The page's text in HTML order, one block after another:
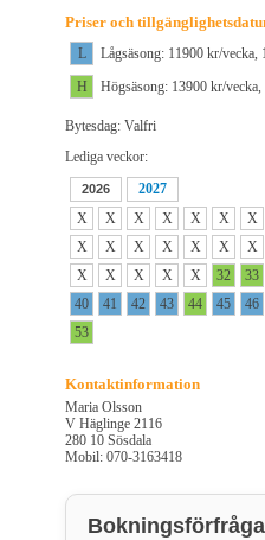
Priser och
L
Lågsäsong: 11900 kr/vecka,
H
Högsäsong: 13900 kr/
Bytesdag: Valfri
Lediga veckor:
2026
2027
X
X X X X X X
X
X X X X X X
X
X X X X 32 33
40
41 42 43 44 45 46
53
Kontaktinformation
Maria Olsson
V Häglinge 2116
280 10 Sösdala
Mobil: 070-3163418